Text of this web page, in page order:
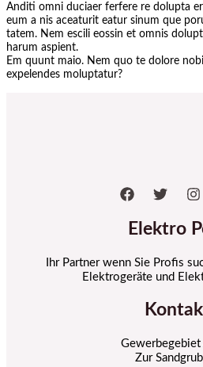
Anditi omni duciaer ferfere re dolupta
eum a nis aceaturit eatur sinum que
tatem. Nem escili eossin et omnis
harum aspient.
Em quunt maio. Nem quo te dolore
expelendes moluptatur?
Elektro
Ihr Partner wenn Sie Profis
Elektrogeräte und
Gewerbegebiet
Zur